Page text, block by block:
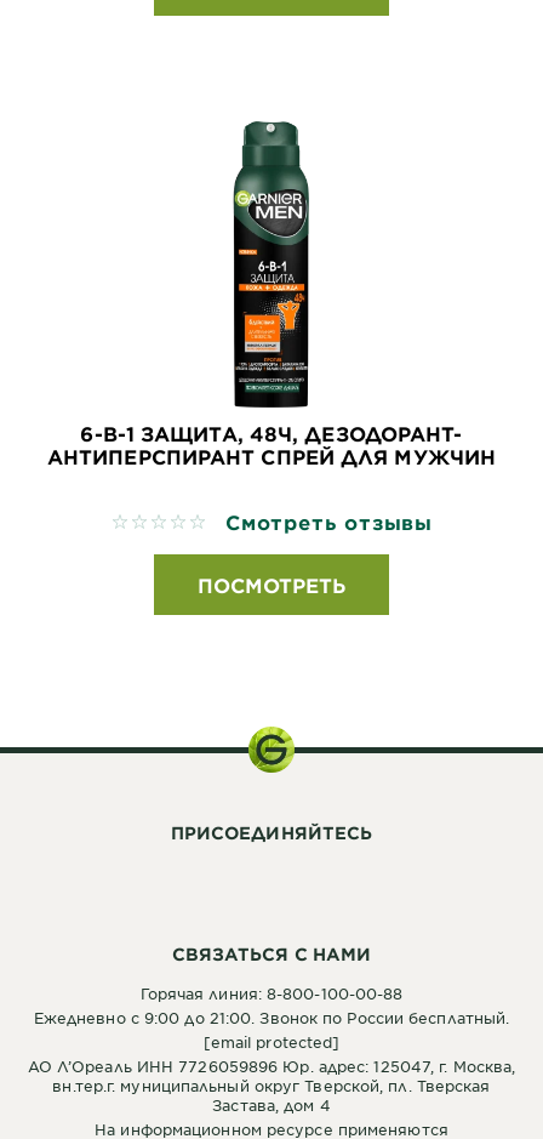
6-В-1 ЗАЩИТА, 48Ч, ДЕЗОДОРАНТ-
АНТИПЕРСПИРАНТ СПРЕЙ ДЛЯ МУЖЧИН
No reviews Смотреть отзывы
ПОСМОТРЕТЬ
СВЯЗАТЬСЯ С НАМИ
Горячая линия: 8-800-100-00-88
Ежедневно с 9:00 до 21:00. Звонок по России бесплатный.
[email protected]
АО Л’Ореаль ИНН 7726059896 Юр. адрес: 125047, г. Москва,
вн.тер.г. муниципальный округ Тверской, пл. Тверская
Застава, дом 4
На информационном ресурсе применяются
ПРИСОЕДИНЯЙТЕСЬ